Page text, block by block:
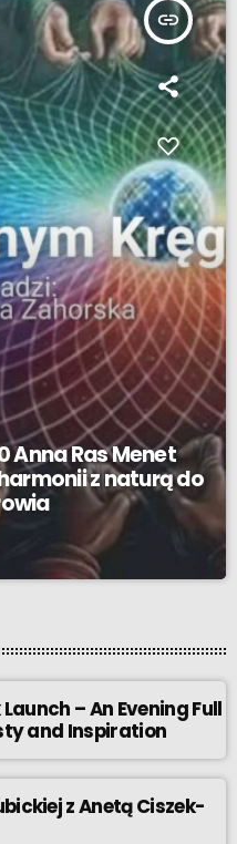
insert_link
Anna Ras Menet
z naturą do
– An Evening Full
and Inspiration
z Anetą Ciszek-